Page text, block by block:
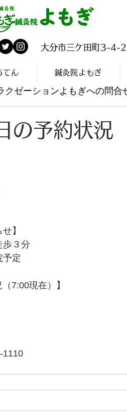
鍼灸院 よもぎ
大分市三ケ田町3-4-
てん 鍼灸院よもぎ
クゼーションよもぎへの問合
の予約状況
】
歩３分
予定
7:00現在）】
1110